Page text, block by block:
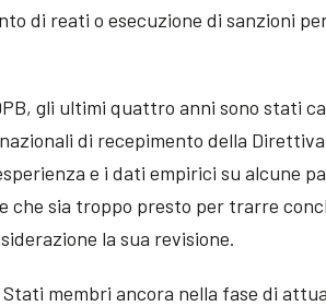
di reati o esecuzione di sanzioni
gli ultimi quattro anni sono stati
di recepimento della
e i dati empirici su alcune
che sia troppo presto per trarre
la sua revisione.
Stati membri ancora nella fase di